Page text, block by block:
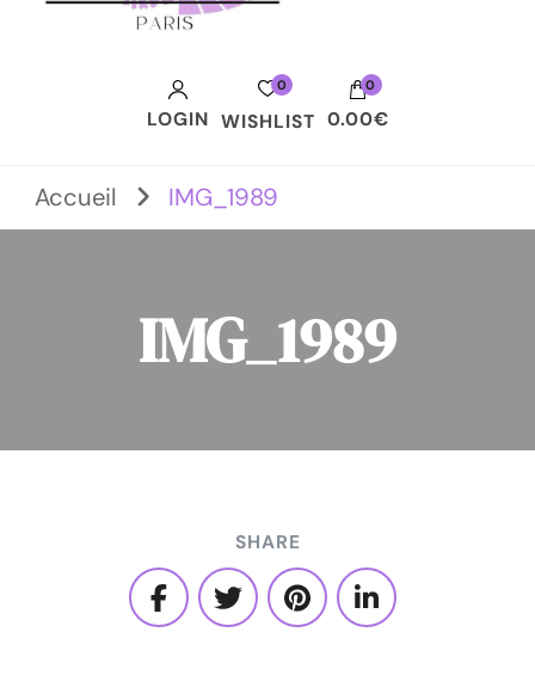
LOGIN
0
WISHLIST
0
0.00€
Votre panier est vide.
Accueil IMG_1989
IMG_1989
SHARE